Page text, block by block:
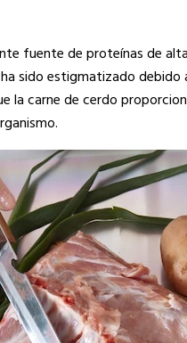
fuente de proteínas de
sido estigmatizado
la carne de cerdo